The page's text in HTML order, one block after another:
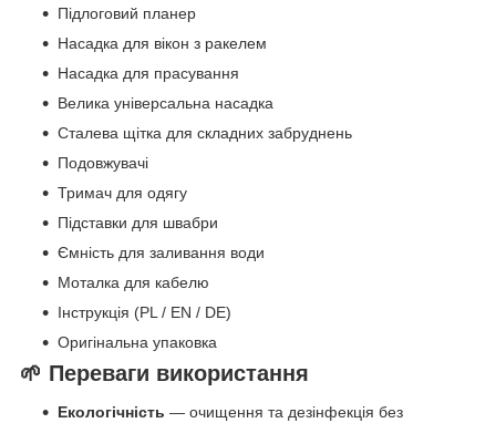
Підлоговий планер
Насадка для вікон з ракелем
Насадка для прасування
Велика універсальна насадка
Сталева щітка для складних забруднень
Подовжувачі
Тримач для одягу
Підставки для швабри
Ємність для заливання води
Моталка для кабелю
Інструкція (PL / EN / DE)
Оригінальна упаковка
🌱 Переваги використання
Екологічність — очищення та дезінфекція без